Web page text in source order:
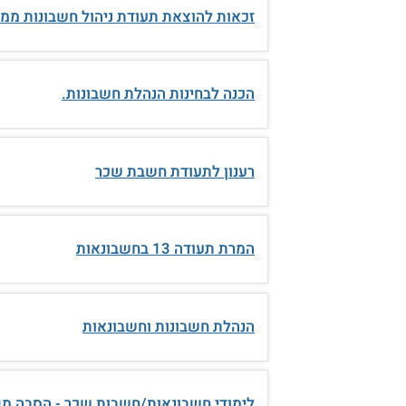
זכאות להוצאת תעודת ניהול חשבונות
הכנה לבחינות הנהלת חשבונות.
רענון לתעודת חשבת שכר
המרת תעודה 13 בחשבונאות
הנהלת חשבונות וחשבונאות